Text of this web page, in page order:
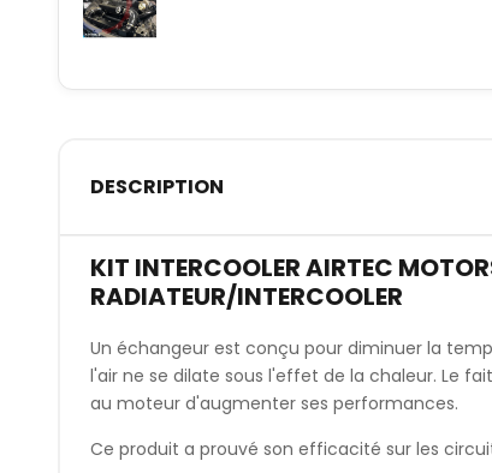
DESCRIPTION
KIT INTERCOOLER AIRTEC
RADIATEUR/INTERCOOLER
Un échangeur est conçu pour diminuer la
l'air ne se dilate sous l'effet de la chaleur. Le
au moteur d'augmenter ses performances.
Ce produit a prouvé son efficacité sur les